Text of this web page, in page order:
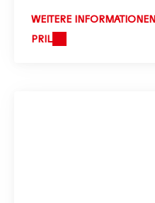
WEITERE INFORMATIONEN
PRIL